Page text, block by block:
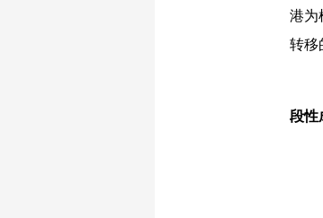
港为
转移
段性
（